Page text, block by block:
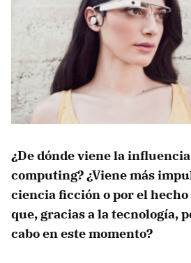
¿De dónde viene la
computing? ¿Viene más
ciencia ficción o por el
que, gracias a la tecnología,
cabo en este momento?